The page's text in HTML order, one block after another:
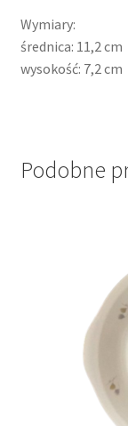
Wymiary:
średnica: 11,2 cm
wysokość: 7,2 cm
Podobne